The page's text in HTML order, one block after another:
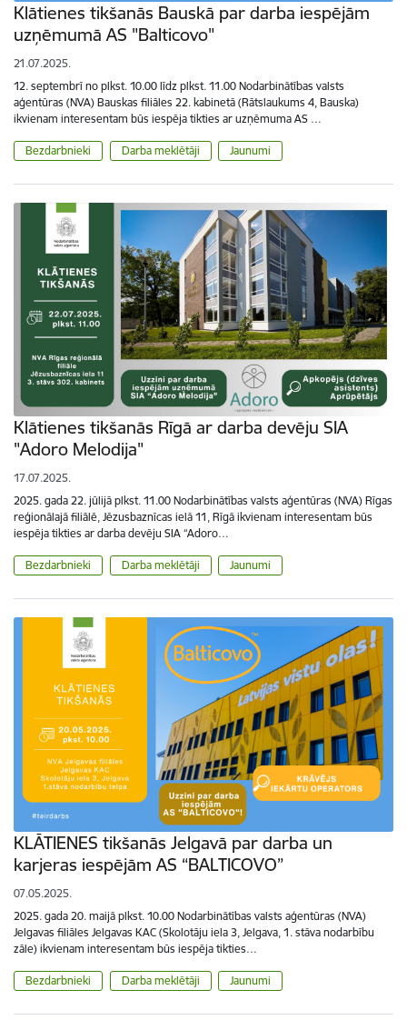
Klātienes tikšanās Bauskā par darba iespējām
uzņēmumā AS "Balticovo"
21.07.2025.
12. septembrī no plkst. 10.00 līdz plkst. 11.00 Nodarbinātības valsts
aģentūras (NVA) Bauskas filiāles 22. kabinetā (Rātslaukums 4, Bauska)
ikvienam interesentam būs iespēja tikties ar uzņēmuma AS …
Bezdarbnieki Darba meklētāji Jaunumi
Klātienes tikšanās Rīgā ar darba devēju SIA
"Adoro Melodija"
17.07.2025.
2025. gada 22. jūlijā plkst. 11.00 Nodarbinātības valsts aģentūras (NVA) Rīgas
reģionālajā filiālē, Jēzusbaznīcas ielā 11, Rīgā ikvienam interesentam būs
iespēja tikties ar darba devēju SIA “Adoro…
Bezdarbnieki Darba meklētāji Jaunumi
KLĀTIENES tikšanās Jelgavā par darba un
karjeras iespējām AS “BALTICOVO”
07.05.2025.
2025. gada 20. maijā plkst. 10.00 Nodarbinātības valsts aģentūras (NVA)
Jelgavas filiāles Jelgavas KAC (Skolotāju iela 3, Jelgava, 1. stāva nodarbību
zāle) ikvienam interesentam būs iespēja tikties…
Bezdarbnieki Darba meklētāji Jaunumi